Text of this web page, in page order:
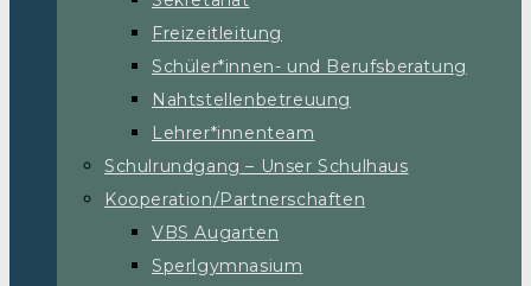
Freizeitleitung
Schüler*innen- und Berufsberatung
Nahtstellenbetreuung
Lehrer*innenteam
Schulrundgang – Unser Schulhaus
Kooperation/Partnerschaften
VBS Augarten
Sperlgymnasium